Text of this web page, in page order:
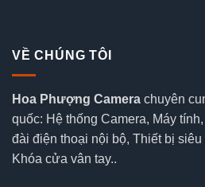
VỀ CHÚNG TÔI
Hoa Phượng Camera chuyên
quốc: Hệ thống Camera, Máy
đài điện thoại nội bộ, Thiết bị
Khóa cửa vân tay..